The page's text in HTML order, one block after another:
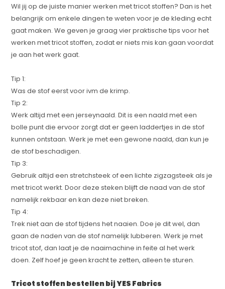
Wil jij op de juiste manier werken met tricot stoffen? Dan is het
belangrijk om enkele dingen te weten voor je de kleding echt
gaat maken. We geven je graag vier praktische tips voor het
werken met tricot stoffen, zodat er niets mis kan gaan voordat
je aan het werk gaat.
Tip 1:
Was de stof eerst voor ivm de krimp.
Tip 2:
Werk altijd met een jerseynaald. Dit is een naald met een
bolle punt die ervoor zorgt dat er geen laddertjes in de stof
kunnen ontstaan. Werk je met een gewone naald, dan kun je
de stof beschadigen.
Tip 3:
Gebruik altijd een stretchsteek of een lichte zigzagsteek als je
met tricot werkt. Door deze steken blijft de naad van de stof
namelijk rekbaar en kan deze niet breken.
Tip 4:
Trek niet aan de stof tijdens het naaien. Doe je dit wel, dan
gaan de naden van de stof namelijk lubberen. Werk je met
tricot stof, dan laat je de naaimachine in feite al het werk
doen. Zelf hoef je geen kracht te zetten, alleen te sturen.
Tricot stoffen bestellen bij YES Fabrics